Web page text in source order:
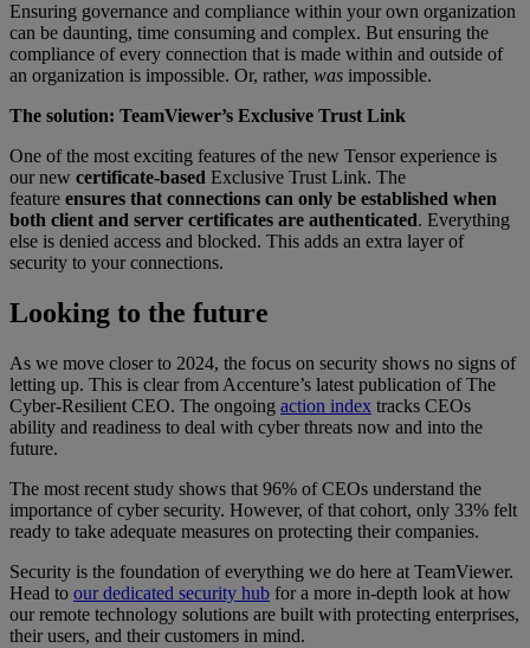
Ensuring governance and compliance within your own organization
can be daunting, time consuming and complex. But ensuring the
compliance of every connection that is made within and outside of
an organization is impossible. Or, rather, was impossible.
The solution: TeamViewer’s Exclusive Trust Link
One of the most exciting features of the new Tensor experience is
our new certificate-based Exclusive Trust Link. The
feature ensures that connections can only be established when
both client and server certificates are authenticated. Everything
else is denied access and blocked. This adds an extra layer of
security to your connections.
Looking to the future
As we move closer to 2024, the focus on security shows no signs of
letting up. This is clear from Accenture’s latest publication of The
Cyber-Resilient CEO. The ongoing action index tracks CEOs
ability and readiness to deal with cyber threats now and into the
future.
The most recent study shows that 96% of CEOs understand the
importance of cyber security. However, of that cohort, only 33% felt
ready to take adequate measures on protecting their companies.
Security is the foundation of everything we do here at TeamViewer.
Head to our dedicated security hub for a more in-depth look at how
our remote technology solutions are built with protecting enterprises,
their users, and their customers in mind.